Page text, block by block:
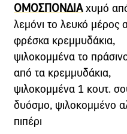
ΟΜΟΣΠΟΝΔΙΑχυµό
λεµόνι το λευκό μέρος
φρέσκα κρεμμυδάκια,
ψιλοκομμένα το
από τα κρεμμυδάκια,
ψιλοκομμένα 1 κουτ.
δυόσμο, ψιλοκομμένο
πιπέρι